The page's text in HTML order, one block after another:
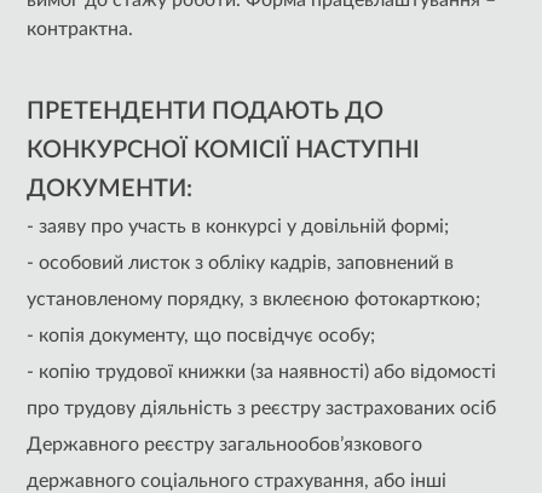
контрактна.
ПРЕТЕНДЕНТИ ПОДАЮТЬ ДО
КОНКУРСНОЇ КОМІСІЇ НАСТУПНІ
ДОКУМЕНТИ:
- заяву про участь в конкурсі у довільній формі;
- особовий листок з обліку кадрів, заповнений в
установленому порядку, з вклеєною фотокарткою;
- копія документу, що посвідчує особу;
- копію трудової книжки (за наявності) або відомості
про трудову діяльність з реєстру застрахованих осіб
Державного реєстру загальнообов’язкового
державного соціального страхування, або інші